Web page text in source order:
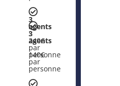
3
agents
:
240€
par
personne
3
agents
:
140€
par
personne